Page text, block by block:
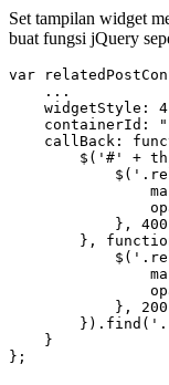
Set tampilan widget
buat fungsi jQuery
var
    ...
widgetStyle:
containerId:
callBack:
$('#' +
},
},
},
    }
};